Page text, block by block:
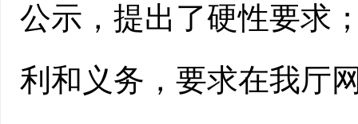
公示，提出了硬性要求
利和义务，要求在我厅